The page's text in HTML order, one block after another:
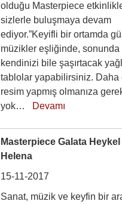
olduğu Masterpiece
sizlerle buluşmaya devam
ediyor.”Keyifli bir ortamda
müzikler eşliğinde, sonunda
kendinizi bile şaşırtacak
tablolar yapabilirsiniz. Daha
resim yapmış olmanıza
yok… Devamı
Masterpiece Galata Heykel
Helena
15-11-2017
Sanat, müzik ve keyfin bir